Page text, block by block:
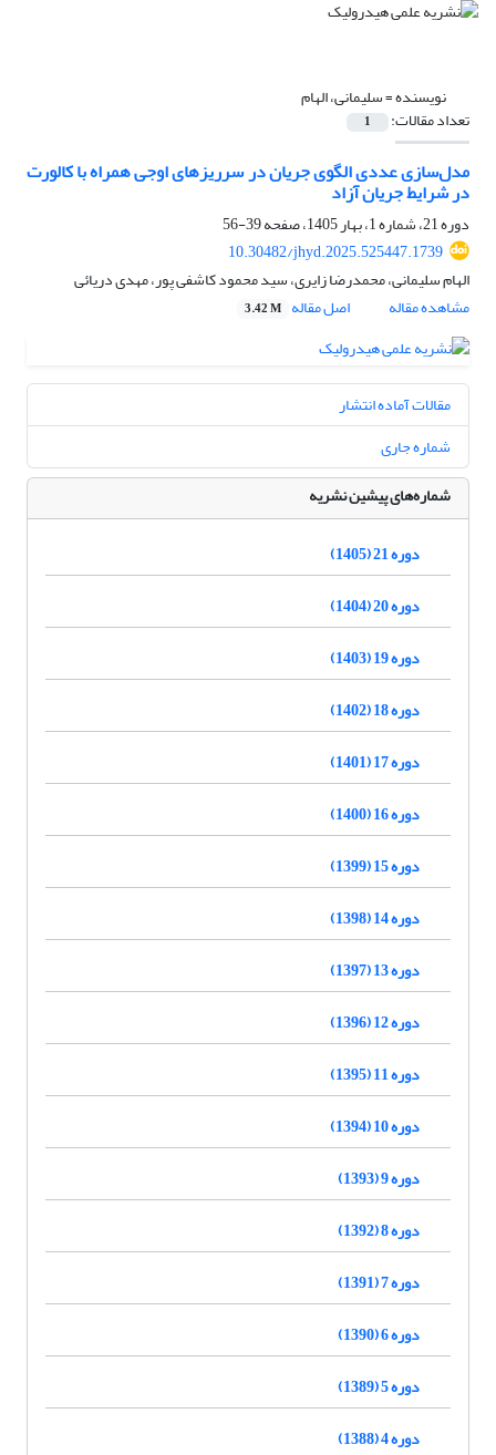
نویسنده =سلیمانی، الهام
تعداد مقالات: 1
مدل‌سازی عددی الگوی جریان در سرریزهای اوجی همراه با کالورت
در شرایط جریان آزاد
دوره 21، شماره 1، بهار 1405، صفحه
39-56
10.30482/jhyd.2025.525447.1739
الهام سلیمانی، محمدرضا زایری، سید محمود کاشفی پور، مهدی دریائی
مشاهده مقاله
اصل مقاله 3.42 M
مقالات آماده انتشار
شماره جاری
شماره‌های پیشین نشریه
دوره 21 (1405)
دوره 20 (1404)
دوره 19 (1403)
دوره 18 (1402)
دوره 17 (1401)
دوره 16 (1400)
دوره 15 (1399)
دوره 14 (1398)
دوره 13 (1397)
دوره 12 (1396)
دوره 11 (1395)
دوره 10 (1394)
دوره 9 (1393)
دوره 8 (1392)
دوره 7 (1391)
دوره 6 (1390)
دوره 5 (1389)
دوره 4 (1388)